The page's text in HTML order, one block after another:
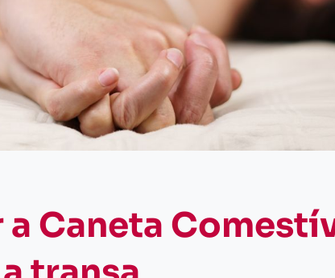
a Caneta